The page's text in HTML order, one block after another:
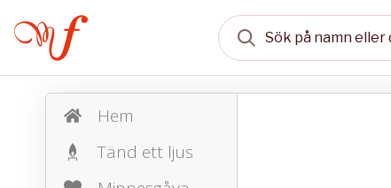
Hem
Tänd ett ljus